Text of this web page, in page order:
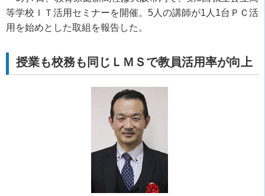
等学校ＩＴ活用セミナーを開催。5人の講師が1人1台ＰＣ活
用を始めとした取組を報告した。
授業も校務も同じＬＭＳで教員活用率が向上